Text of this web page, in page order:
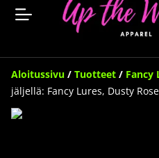
Aloitussivu / Tuotteet / Fancy
jäljellä: Fancy Lures, Dusty Rose